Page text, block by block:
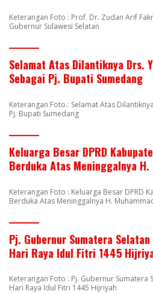
Keterangan Foto : Prof. Dr. Zudan Arif
Gubernur Sulawesi Selatan
Selamat Atas Dilantiknya Drs.
Sebagai Pj. Bupati Sumedang
Keterangan Foto.: Selamat Atas
Pj. Bupati Sumedang
Keluarga Besar DPRD
Berduka Atas Meninggalnya H.
Keterangan Foto : Keluarga Besar DPRD
Berduka Atas Meninggalnya H.
Pj. Gubernur Sumatera
Hari Raya Idul Fitri 1445
Keterangan Foto : Pj. Gubernur Sumatera
Hari Raya Idul Fitri 1445 Hijriyah